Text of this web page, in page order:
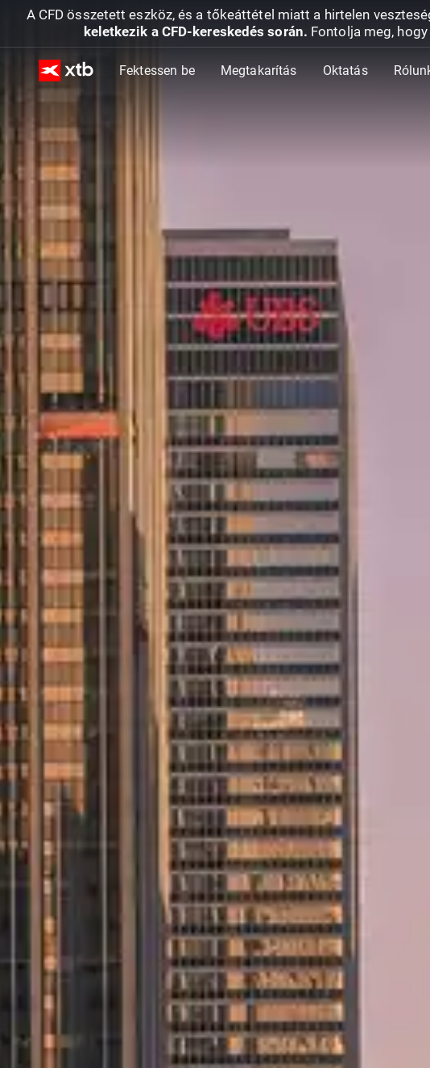
A CFD összetett eszköz, és a tőkeáttétel miatt a hirtelen
keletkezik a CFD-kereskedés során. Fontolja meg,
Fektessen be Megtakarítás Oktatás